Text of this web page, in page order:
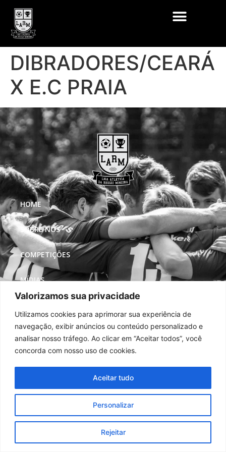
Valorizamos sua privacidade
Utilizamos cookies para aprimorar sua experiência de
navegação, exibir anúncios ou conteúdo personalizado e
analisar nosso tráfego. Ao clicar em “Aceitar todos”, você
concorda com nosso uso de cookies.
Personalizar
Rejeitar
Aceitar tudo
DIBRADORES/CEARÁ
X E.C PRAIA
HOME
SOBRE NÓS
COMPETIÇÕES
MÍDIAS
REDES SOCIAIS